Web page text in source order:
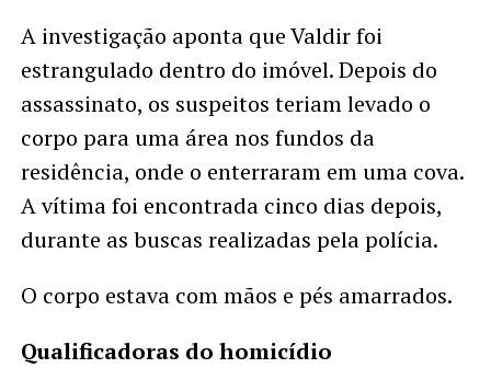
A investigação aponta que Valdir foi
estrangulado dentro do imóvel. Depois do
assassinato, os suspeitos teriam levado o
corpo para uma área nos fundos da
residência, onde o enterraram em uma cova.
A vítima foi encontrada cinco dias depois,
durante as buscas realizadas pela polícia.
O corpo estava com mãos e pés amarrados.
Qualificadoras do homicídio